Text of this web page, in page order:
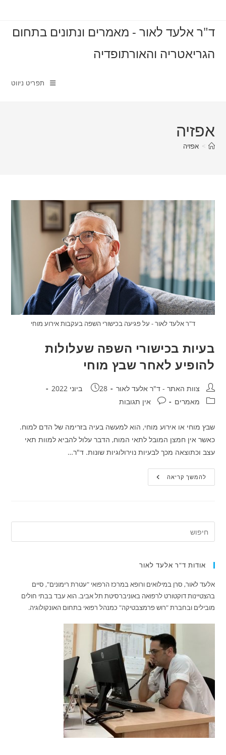
content
ד"ר אלעד לאור - מאמרים ונתונים בתחום
הגריאטריה והאורתופדיה
תפריט ניווט
אפזיה
> אפזיה
ד"ר אלעד לאור - על פגיעה בכישורי השפה בעקבות אירוע מוחי
בעיות בכישורי השפה שעלולות
להופיע לאחר שבץ מוחי
מחבר:צוות האתר - ד"ר אלעד לאור פורסם:
28 ביוני 2022
קטגוריה:מאמרים תגובות:אין תגובות
שבץ מוחי או אירוע מוחי, הוא למעשה בעיה בזרימה של הדם למוח.
כאשר אין חמצן המובל לתאי המוח, הדבר עלול להביא למוות תאי
עצב וכתוצאה מכך לבעיות נוירולוגיות שונות. ד"ר…
להמשך קריאהבעיות
בכישורי
שבץ
אודות ד"ר אלעד לאור
אלעד לאור, סרן במילואים ורופא במרכז הרפואי "עטרת רימונים", סיים
בהצטיינות דוקטורט לרפואה באוניברסיטת תל אביב. הוא עבד בבתי חולים
מובילים ובחברת "רוש פרמצבטיקה" כמנהל רפואי בתחום האונקולוגיה.